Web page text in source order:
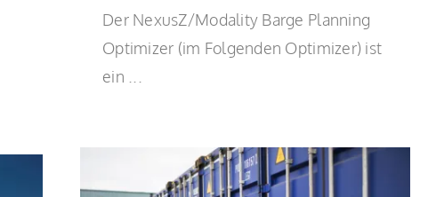
Der NexusZ/Modality Barge Planning
Optimizer (im Folgenden Optimizer) ist
ein ...